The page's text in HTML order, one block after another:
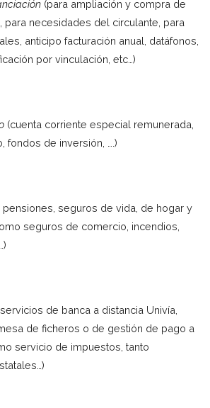
(para ampliación y compra de
para necesidades del circulante, para
anticipo facturación anual, datáfonos,
por vinculación, etc…)
(cuenta corriente especial remunerada,
fondos de inversión, ….)
pensiones, seguros de vida, de hogar y
seguros de comercio, incendios,
de banca a distancia Univía,
de ficheros o de gestión de pago a
servicio de impuestos, tanto